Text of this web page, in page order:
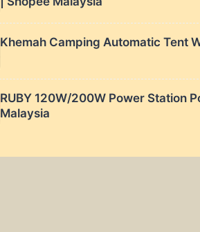
Khemah Camping Automatic Tent
RUBY 120W/200W Power Station
Malaysia